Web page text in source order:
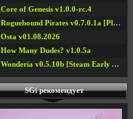
Core of Genesis v1.0.0-rc.4
Roguebound Pirates v0.7.0.1a [Playtest]
Osta v01.08.2026
How Many Dudes? v1.0.5a
Wonderia v0.5.10b [Steam Early Access]
SGi рекомендует